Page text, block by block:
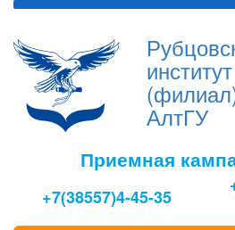
институт
АлтГУ
Приемная
+7(38557)4-45-35